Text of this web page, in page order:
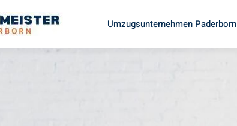
Umzugsunternehmen Paderborn